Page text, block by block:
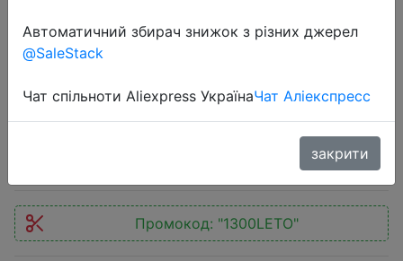
128GB [Ростест, новый, SIM любых
операторов, официальная
гарантия]
Промокод: "1300LETO"
Автоматичний збирач знижок з різних джерел
@SaleStack
Чат спільноти Aliexpress УкраїнаЧат Аліекспресс
закрити